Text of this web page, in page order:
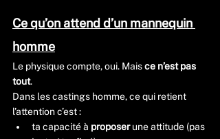
Ce qu’on attend d’un mannequin
homme
Le physique compte, oui. Mais ce n’est pas
tout.
Dans les castings homme, ce qui retient
l’attention c’est :
ta capacité à proposer une attitude (pas